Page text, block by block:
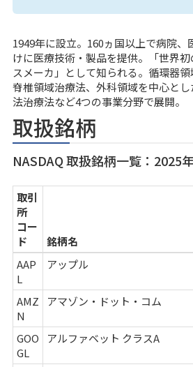
1949年に設立。160ヵ国以上で病院
けに医療技術・製品を提供。「世界
スメーカ」として知られる。循環器領
脊椎領域治療法、外科領域を中心と
法治療法など4つの事業分野で展開。
取扱銘柄
NASDAQ 取扱銘柄一覧：2025
取引
所
コー
ド
銘柄名
AAP
L
アップル
AMZ
N
アマゾン・ドット・コム
GOO
GL
アルファベット クラスA